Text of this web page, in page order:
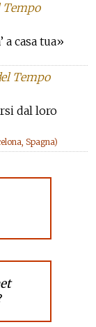
Tempo
casa tua»
Tempo
dal loro
Spagna)